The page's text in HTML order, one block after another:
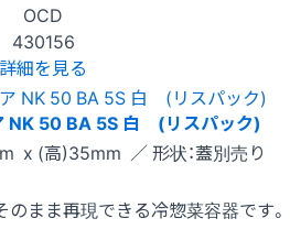
OCD
430156
詳細を見る
NK 50 BA 5S 白 (リスパック)
x (高)35mm ／ 形状：蓋別売り
まま再現できる冷惣菜容器です。